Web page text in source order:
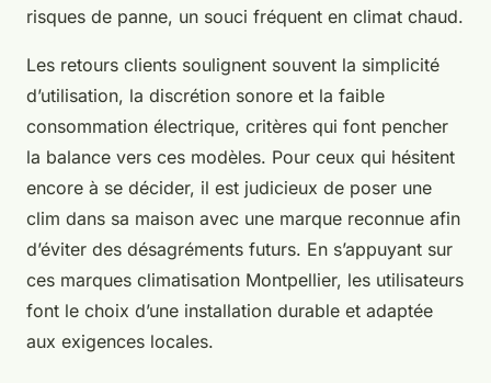
risques de panne, un souci fréquent en climat chaud.
Les retours clients soulignent souvent la simplicité
d’utilisation, la discrétion sonore et la faible
consommation électrique, critères qui font pencher
la balance vers ces modèles. Pour ceux qui hésitent
encore à se décider, il est judicieux de poser une
clim dans sa maison avec une marque reconnue afin
d’éviter des désagréments futurs. En s’appuyant sur
ces marques climatisation Montpellier, les utilisateurs
font le choix d’une installation durable et adaptée
aux exigences locales.